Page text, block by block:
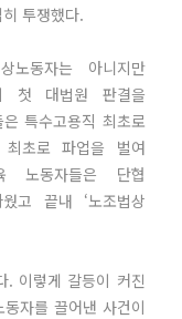
투쟁했다.
노동자는 아니지만
첫 대법원 판결을
특수고용직 최초로
최초로 파업을 벌여
노동자들은 단협
고 끝내 ‘노조법상
. 이렇게 갈등이 커진
자를 끌어낸 사건이